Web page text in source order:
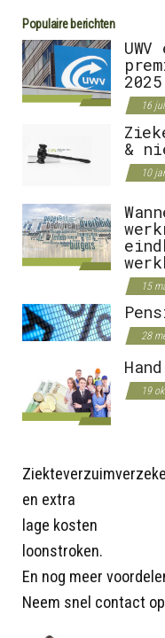
Populaire berichten
2025
16
&
10
15
28
19
en extra
lage kosten
loonstroken.
En nog meer
Neem snel contact